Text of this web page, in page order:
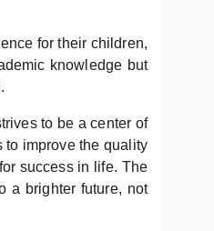
for their children,
knowledge but
to be a center of
improve the quality
success in life. The
a brighter future, not